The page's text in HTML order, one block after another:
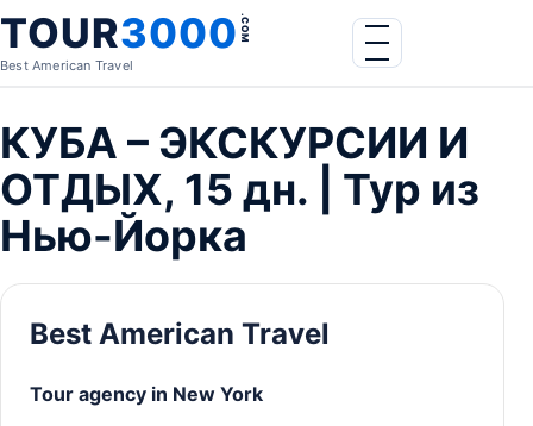
Skip to content
TOUR3000.COM
Best American Travel
Menu
КУБА – ЭКСКУРСИИ И
ОТДЫХ, 15 дн. | Тур из
Нью-Йорка
Best American Travel
Tour agency in New York